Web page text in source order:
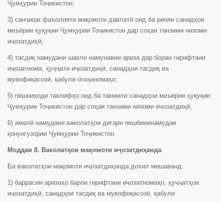
Ҷумҳурии Тоҷикистон;
3) санҷиши фаъолияти мақомоти давлатӣ оид ба риояи санадҳои
меъёрии ҳуқуқии Ҷумҳурии Тоҷикистон дар соҳаи танзими низоми
иҷозатдиҳӣ;
4) тасдиқ намудани шакли намунавии ариза дар бораи гирифтани
иҷозатнома, ҳуҷҷати иҷозатдиҳӣ, санадҳои тасдиқ ва
мувофиқасозӣ, қабули огоҳиномаҳо;
5) пешниҳоди таклифҳо оид ба такмили санадҳои меъёрии ҳуқуқии
Ҷумҳурии Тоҷикистон дар соҳаи танзими низоми иҷозатдиҳӣ;
6) амалӣ намудани ваколатҳои дигари пешбининамудаи
қонунгузории Ҷумҳурии Тоҷикистон.
Моддаи 8. Ваколатҳои мақомоти иҷозатдиҳанда
Ба ваколатҳои мақомоти иҷозатдиҳанда дохил мешаванд:
1) баррасии аризаҳо барои гирифтани иҷозатномаҳо, ҳуҷҷатҳои
иҷозатдиҳӣ, санадҳои тасдиқ ва мувофиқасозӣ, қабули